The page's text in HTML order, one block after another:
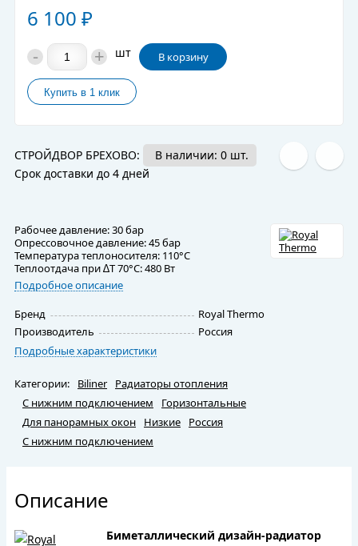
6 100 ₽
- + шт В корзину
СТРОЙДВОР БРЕХОВО:
В наличии: 0 шт.
Срок доставки до 4 дней
Рабочее давление: 30 бар
Опрессовочное давление: 45 бар
Температура теплоносителя: 110°С
Теплоотдача при ∆Т 70°С: 480 Вт
Подробное описание
Бренд
Royal Thermo
Производитель
Россия
Подробные характеристики
Категории: Biliner
Радиаторы отопления
С нижним подключением
Горизонтальные
Для панорамных окон
Низкие
Россия
С нижним подключением
Описание
Биметаллический дизайн-радиатор